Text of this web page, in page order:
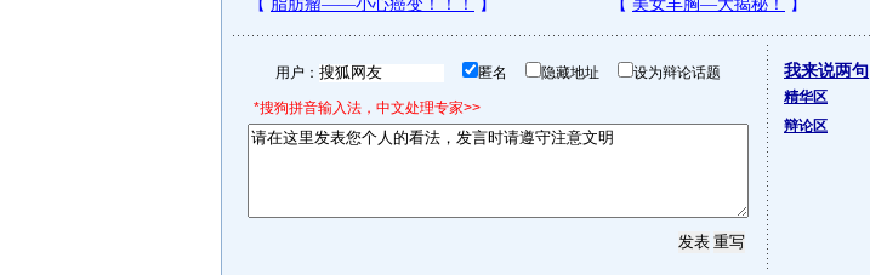
用户： 匿名 隐藏地址 设为辩论话题
*搜狗拼音输入法，中文处理专家>>
我来说两句
精华区
辩论区